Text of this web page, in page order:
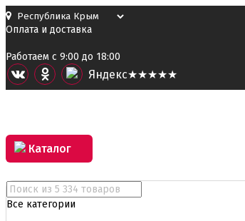
Оплата и доставка
Работаем с 9:00 до 18:00
Яндекс★★★★★
Каталог
Все категории